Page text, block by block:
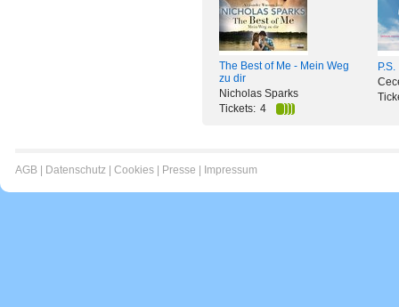
The Best of Me - Mein Weg
zu dir
Nicholas Sparks
Tickets: 4
AGB Datenschutz Cookies Presse Impressum